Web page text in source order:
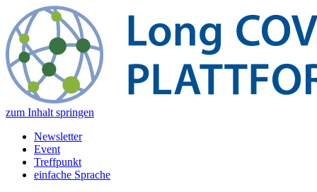
zum Inhalt springen
Newsletter
Event
Treffpunkt
einfache Sprache